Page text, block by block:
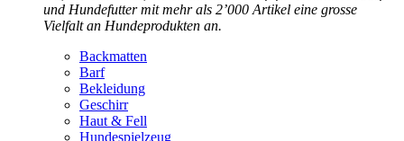
und Hundefutter mit mehr als 2’000 Artikel eine grosse
Vielfalt an Hundeprodukten an.
Backmatten
Barf
Bekleidung
Geschirr
Haut & Fell
Hundespielzeug